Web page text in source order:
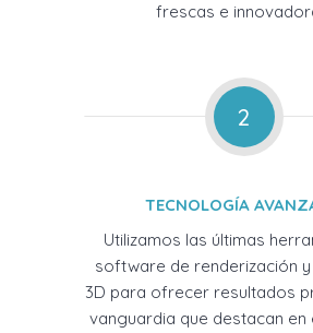
frescas e
2
TECNOLOGÍA
Utilizamos las últimas
software de renderización y
3D para ofrecer resultados
vanguardia que destacan en